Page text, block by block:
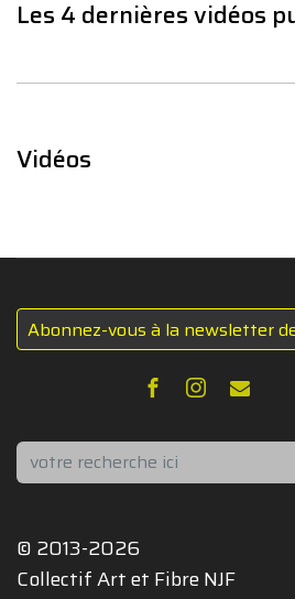
Les 4 dernières vidéos
Vidéos
Abonnez-vous à la newsletter
Rechercher
© 2013-2026
Collectif Art et Fibre NJF